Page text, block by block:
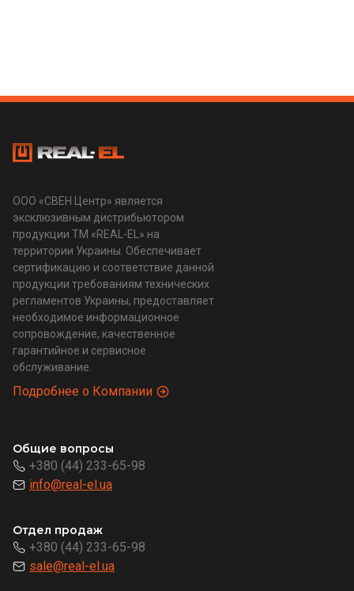
ООО «СВЕН Центр» является
эксклюзивным дистрибьютором
продукции ТМ «REAL-EL» на
территории Украины. Обеспечивает
сертификацию и соответствие данной
продукции требованиям технических
регламентов Украины, предоставляет
необходимое информационное
сопровождение, качественное
гарантийное и сервисное
обслуживание.
Подробнее о Компании
Общие вопросы
+380 (44) 233-65-98
info@real-el.ua
Отдел продаж
+380 (44) 233-65-98
sale@real-el.ua